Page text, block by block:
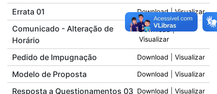
Errata 01 Download|Visualizar
Comunicado - Alteração de
Horário
Download|
Visualizar
Pedido de Impugnação Download Visualizar
Modelo de Proposta Download Visualizar
Resposta a Questionamentos 03 Download Visualizar